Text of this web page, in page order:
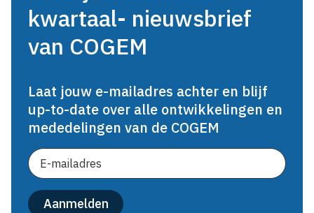
kwartaal- nieuwsbrief
van COGEM
Laat jouw e-mailadres achter en blijf
up-to-date over alle ontwikkelingen en
mededelingen van de COGEM